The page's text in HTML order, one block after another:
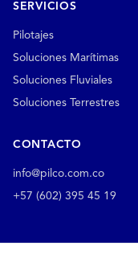
SERVICIOS
Pilotajes
Soluciones Marítimas
Soluciones Fluviales
Soluciones Terrestres
CONTACTO
info@pilco.com.co
+57 (602) 395 45 19